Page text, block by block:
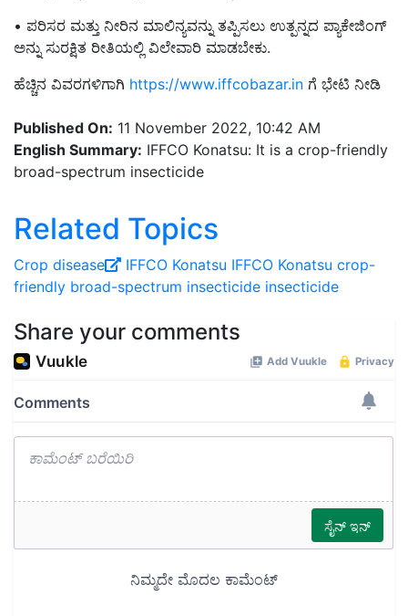
• ಪರಿಸರ ಮತ್ತು ನೀರಿನ ಮಾಲಿನ್ಯವನ್ನು ತಪ್ಪಿಸಲು ಉತ್ಪನ್ನದ ಪ್ಯಾಕೇಜಿಂಗ್
ಅನ್ನು ಸುರಕ್ಷಿತ ರೀತಿಯಲ್ಲಿ ವಿಲೇವಾರಿ ಮಾಡಬೇಕು.
ಹೆಚ್ಚಿನ ವಿವರಗಳಿಗಾಗಿ https://www.iffcobazar.in ಗೆ ಭೇಟಿ ನೀಡಿ
Published On: 11 November 2022, 10:42 AM
English Summary: IFFCO Konatsu: It is a crop-friendly
broad-spectrum insecticide
Related Topics
Crop disease IFFCO Konatsu IFFCO Konatsu crop-
friendly broad-spectrum insecticide insecticide
Share your comments